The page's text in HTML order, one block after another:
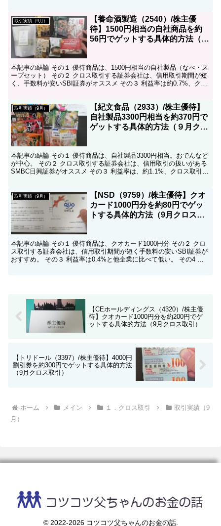
取引実績（9月）
【養命酒製造（2540）/株主優
待】1500円相当の自社商品を約
56円でゲットする具体的方法（9
本記事の結論 その１ 優待商品は、1500円相当の自社製品（なべ・ス
ープセット） その２ クロス取引する証券会社は、信用取引期間が短
く、手数料が安いSBI証券がオススメ その３ 利益率は約0.7%、クロ
取引実績（9月）
【紀文食品（2933）/株主優待】
自社製品3300円相当を約370円で
ゲットする具体的方法（９月クロ
本記事の結論 その１ 優待商品は、自社製品3300円相当。おでんなど
が中心。 その２ クロス取引する証券会社は、信用取引の扱いがある
SMBC日興証券がオススメ その３ 利益率は、約1.1%、クロス取引と
取引実績（9月）
【NSD（9759）/株主優待】クオ
カード1000円分を約80円でゲッ
トする具体的方法（9月クロス取
本記事の結論 その１ 優待商品は、クオカード1000円分 その２ クロ
ス取引する証券会社は、信用取引期間が短く手数料の安いSBI証券が
おすすめ。 その３ 利益率は0.4%と他企業に比べて低い。 その4 ク
【CEホールディングス（4320）/株主優
待】クオカード1000円分を約200円でゲ
ットする具体的方法（9月クロス取引）
【トリドール（3397）/株主優待】4000円
割引券を約300円でゲットする具体的方法
（9月クロス取引）
ホーム メイン １．クロス取引
取引実績（9
月）
© 2022-2026 コツコツ父ちゃんのお金の話.